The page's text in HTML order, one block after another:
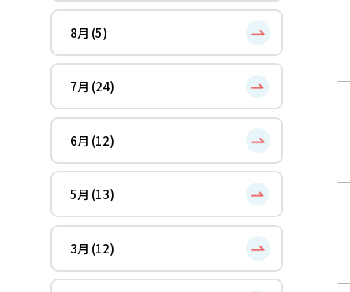
8月 (5)
7月 (24)
6月 (12)
5月 (13)
3月 (12)